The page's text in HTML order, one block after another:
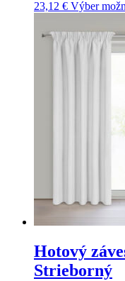
23,12 € Výber
Hotový
Strieborný